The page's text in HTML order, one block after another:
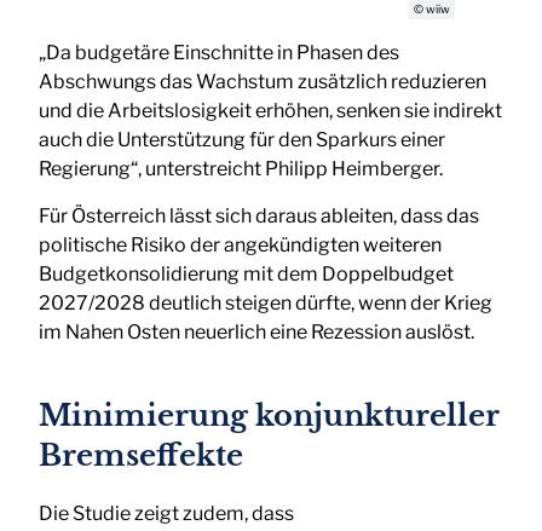
© wiiw
„Da budgetäre Einschnitte in Phasen des
Abschwungs das Wachstum zusätzlich reduzieren
und die Arbeitslosigkeit erhöhen, senken sie indirekt
auch die Unterstützung für den Sparkurs einer
Regierung“, unterstreicht Philipp Heimberger.
Für Österreich lässt sich daraus ableiten, dass das
politische Risiko der angekündigten weiteren
Budgetkonsolidierung mit dem Doppelbudget
2027/2028 deutlich steigen dürfte, wenn der Krieg
im Nahen Osten neuerlich eine Rezession auslöst.
Minimierung konjunktureller
Bremseffekte
Die Studie zeigt zudem, dass